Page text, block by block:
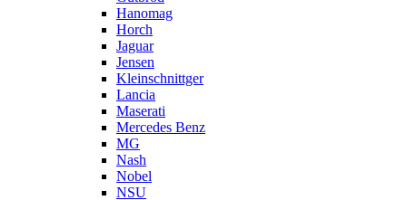
Hanomag
Horch
Jaguar
Jensen
Kleinschnittger
Lancia
Maserati
Mercedes Benz
MG
Nash
Nobel
NSU